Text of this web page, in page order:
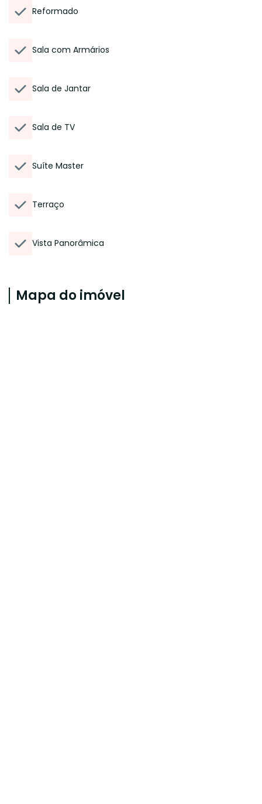
Reformado
Sala com Armários
Sala de Jantar
Sala de TV
Suíte Master
Terraço
Vista Panorâmica
Mapa do imóvel